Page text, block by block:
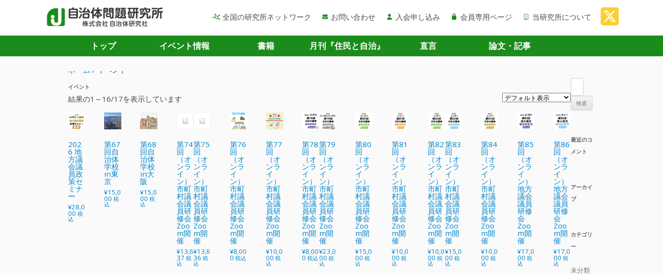
全国の研究所ネットワーク お問い合わせ 入会申し込み 会員専用ページ 当研究所について
トップ イベント情報 書籍 月刊『住民と自治』 直言 論文・記事
ホーム / イベント
イベント
結果の1～16/17を表示しています
202
6 地
方議
会議
員政
策セ
ミナ
ー
¥28,0
00 税
込
第67
回自
治体
学校
in東
京
¥15,0
00 税
込
第68
回自
治体
学校
in大
阪
¥15,0
00 税
込
第74
回
（オ
ンラ
イ
ン）
市町
村議
会議
員研
修会
Zoo
m開
催
¥13,6
37 税
込
第75
回
（オ
ンラ
イ
ン）
市町
村議
会議
員研
修会
Zoo
m開
催
¥13,6
36 税
込
第76
回
（オ
ンラ
イ
ン）
市町
村議
会議
員研
修会
Zoo
m開
催
¥8,00
0 税込
第77
回
（オ
ンラ
イ
ン）
市町
村議
会議
員研
修会
Zoo
m開
催
¥10,0
00 税
込
第78
回
（オ
ンラ
イ
ン）
市町
村議
会議
員研
修会
Zoo
m開
催
¥8,00
0 税込
第79
回
（オ
ンラ
イ
ン）
市町
村議
会議
員研
修会
Zoo
m開
催
¥23,0
00 税
込
第80
回
（オ
ンラ
イ
ン）
市町
村議
会議
員研
修会
Zoo
m開
催
¥15,0
00 税
込
第81
回
（オ
ンラ
イ
ン）
市町
村議
会議
員研
修会
Zoo
m開
催
¥10,0
00 税
込
第82
回
（オ
ンラ
イ
ン）
市町
村議
会議
員研
修会
Zoo
m開
催
¥10,0
00 税
込
第83
回
（オ
ンラ
イ
ン）
市町
村議
会議
員研
修会
Zoo
m開
催
¥15,0
00 税
込
第84
回
（オ
ンラ
イ
ン）
市町
村議
会議
員研
修会
Zoo
m開
催
¥10,0
00 税
込
第85
回
（オ
ンラ
イ
ン）
地方
議会
議員
研修
会
Zoo
m開
催
¥17,0
00 税
込
第86
回
（オ
ンラ
イ
ン）
地方
議会
議員
研修
会
Zoo
m開
催
¥17,0
00 税
込
索
最近のコ
メント
アーカイ
ブ
カテゴリ
ー
未分類